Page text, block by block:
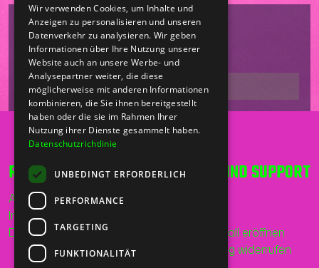
RECHT UND ORDNUNG
AGB
Impressum
Datenschutz
HILFE UND SUPPORT
Supportfall eröffnen
Bestellung widerrufen
Wir verwenden Cookies, um Inhalte und
Anzeigen zu personalisieren und unseren
Datenverkehr zu analysieren. Wir geben
Informationen über Ihre Nutzung unserer
Website auch an unsere Werbe- und
Analysepartner weiter, die diese
möglicherweise mit anderen Informationen
kombinieren, die Sie ihnen bereitgestellt
haben oder die sie im Rahmen Ihrer
Nutzung ihrer Dienste gesammelt haben.
Datenschutzrichtlinie
UNBEDINGT ERFORDERLICH
PERFORMANCE
TARGETING
FUNKTIONALITÄT